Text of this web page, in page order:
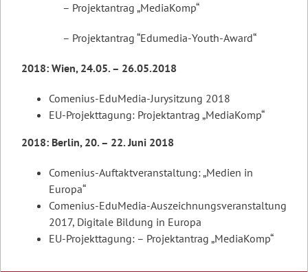
– Projektantrag „MediaKomp“
– Projektantrag “Edumedia-Youth-Award“
2018: Wien, 24.05. – 26.05.2018
Comenius-EduMedia-Jurysitzung 2018
EU-Projekttagung: Projektantrag „MediaKomp“
2018: Berlin, 20. – 22. Juni 2018
Comenius-Auftaktveranstaltung: „Medien in
Europa“
Comenius-EduMedia-Auszeichnungsveranstaltung
2017, Digitale Bildung in Europa
EU-Projekttagung: – Projektantrag „MediaKomp“